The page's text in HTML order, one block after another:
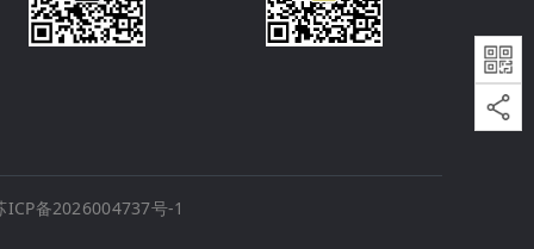
ICP备2026004737号-1